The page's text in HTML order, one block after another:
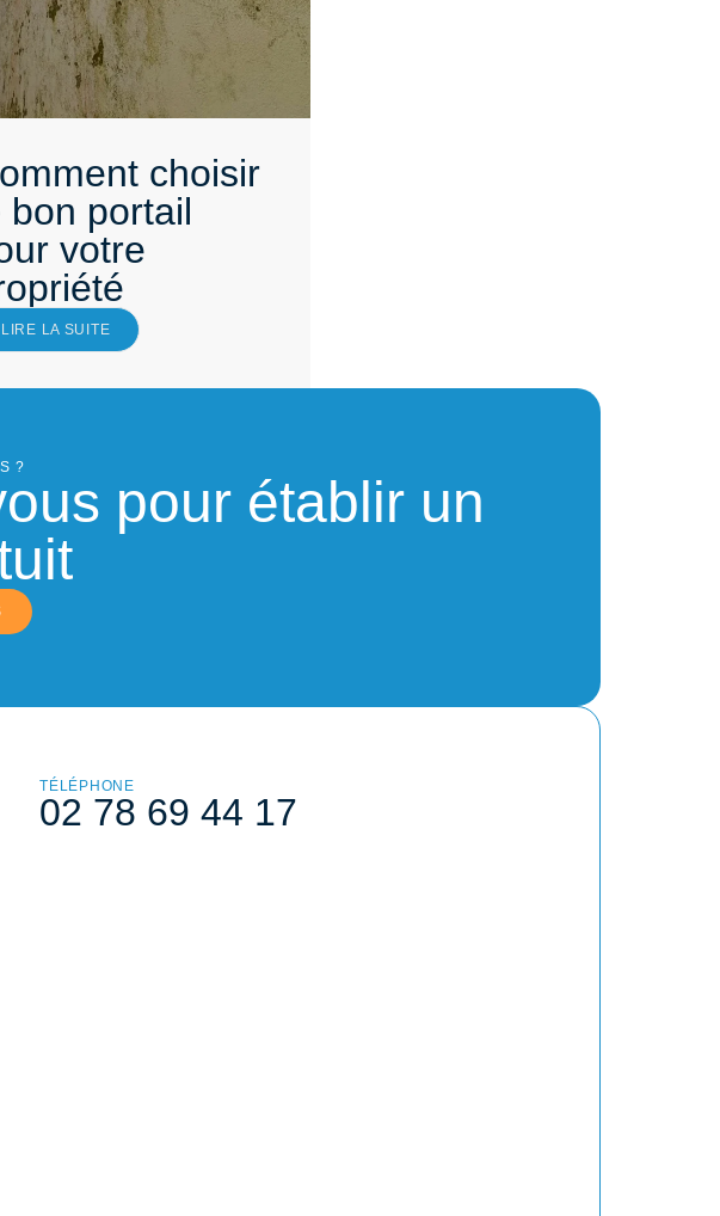
choisir
bon portail
votre
LIRE LA SUITE
?
pour établir un
TÉLÉPHONE
02 78 69 44 17